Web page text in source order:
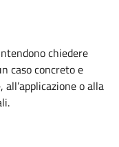
chiedere
caso concreto e
o alla